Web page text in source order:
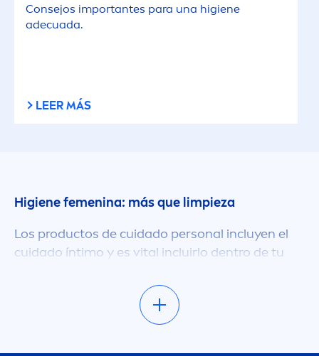
Consejos importantes para una higiene
adecuada.
LEER MÁS
Higiene femenina: más que limpieza
Los productos de cuidado personal incluyen el
cuidado íntimo y es vital incluirlo dentro de tu
hacerlo? La flora vaginal, la barrera
de la vagina, provee por si sola una protección
confiable contra algunos patógenos. Sin